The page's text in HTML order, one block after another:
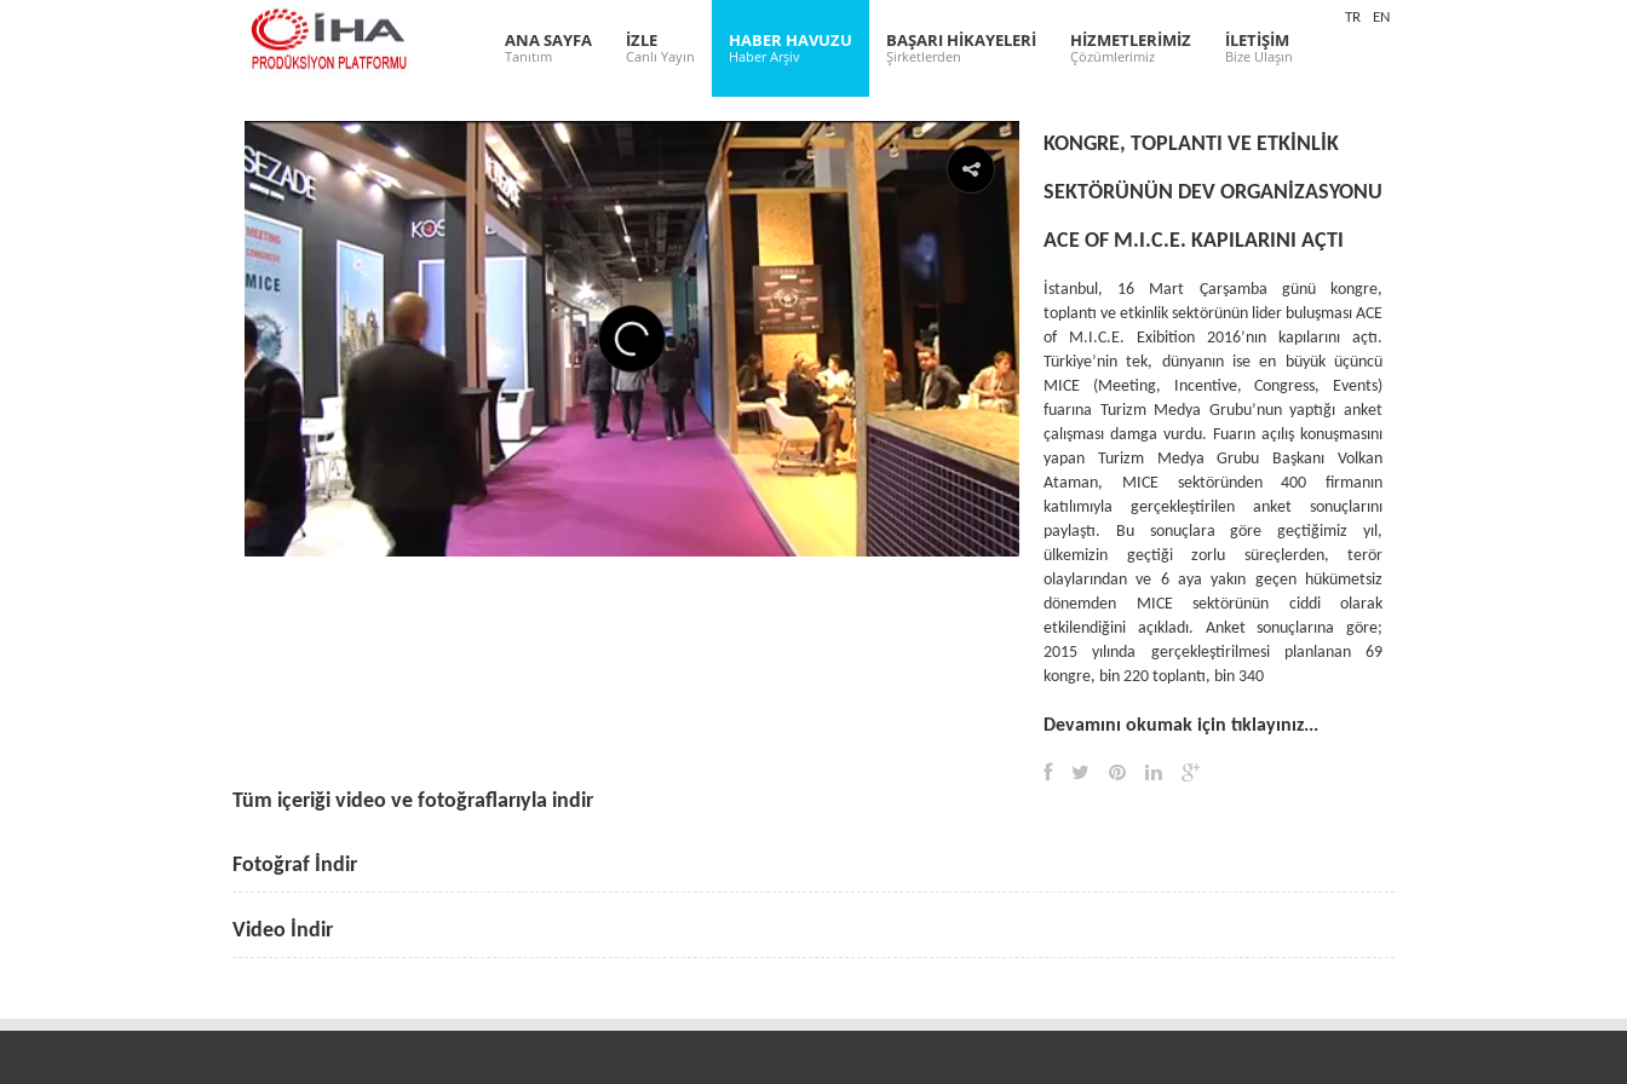
ANA SAYFA
Tanıtım
İZLE
Canlı Yayın
HABER HAVUZU
Haber Arşiv
BAŞARI HİKAYELERİ
Şirketlerden
HİZMETLERİMİZ
Çözümlerimiz
İLETİŞİM
Bize Ulaşın
TR EN
KONGRE, TOPLANTI VE ETKİNLİK
SEKTÖRÜNÜN DEV ORGANİZASYONU
ACE OF M.I.C.E. KAPILARINI AÇTI
İstanbul, 16 Mart Çarşamba günü kongre,
toplantı ve etkinlik sektörünün lider buluşması ACE
of M.I.C.E. Exibition 2016’nın kapılarını açtı.
Türkiye’nin tek, dünyanın ise en büyük üçüncü
MICE (Meeting, Incentive, Congress, Events)
fuarına Turizm Medya Grubu’nun yaptığı anket
çalışması damga vurdu. Fuarın açılış konuşmasını
yapan Turizm Medya Grubu Başkanı Volkan
Ataman, MICE sektöründen 400 firmanın
katılımıyla gerçekleştirilen anket sonuçlarını
paylaştı. Bu sonuçlara göre geçtiğimiz yıl,
ülkemizin geçtiği zorlu süreçlerden, terör
olaylarından ve 6 aya yakın geçen hükümetsiz
dönemden MICE sektörünün ciddi olarak
etkilendiğini açıkladı. Anket sonuçlarına göre;
2015 yılında gerçekleştirilmesi planlanan 69
kongre, bin 220 toplantı, bin 340
Devamını okumak için tıklayınız...
Tüm içeriği video ve fotoğraflarıyla indir
Fotoğraf İndir
Video İndir